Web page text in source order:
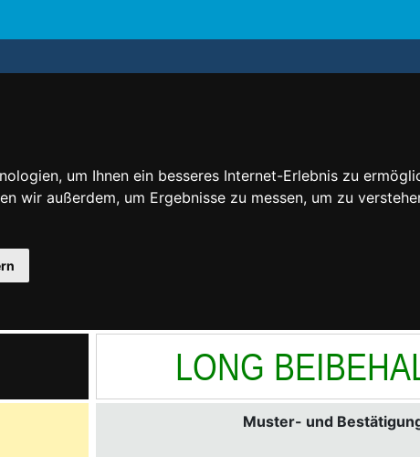
um Ihnen ein besseres Internet-Erlebnis zu
wir außerdem, um Ergebnisse zu messen, um zu
LONG
Muster- und